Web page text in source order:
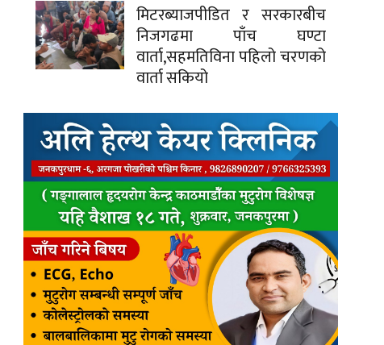
मिटरब्याजपीडित र सरकारबीच
निजगढमा पाँच घण्टा
वार्ता,सहमतिविना पहिलो चरणको
वार्ता सकियो